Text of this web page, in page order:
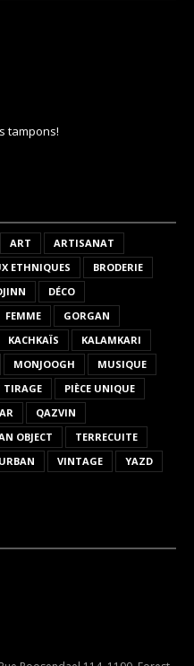
tampons!
ART
ARTISANAT
ETHNIQUES
BRODERIE
DÉCO
FEMME
GORGAN
KACHKAÏS
KALAMKARI
MONJOOGH
MUSIQUE
TIRAGE
PIÈCE UNIQUE
QAZVIN
OBJECT
TERRECUITE
URBAN VINTAGE
YAZD